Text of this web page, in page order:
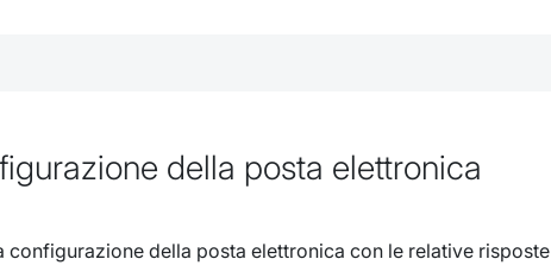
della posta elettronica
della posta elettronica con le relative risposte